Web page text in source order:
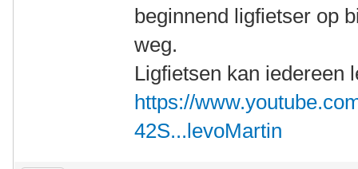
beginnend ligfietser op
weg.
Ligfietsen kan iedereen
https://
42S...levoMartin